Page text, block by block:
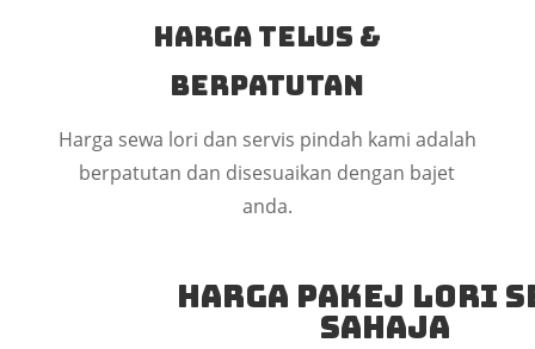
Harga Telus &
Berpatutan
Harga sewa lori dan servis pindah kami adalah
berpatutan dan disesuaikan dengan bajet
anda.
Harga Pakej Lori
Sahaja